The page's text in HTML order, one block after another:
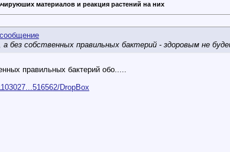
материалов и реакция растений на них
без собственных правильных бактерий - здоровым не
правильных бактерий обо.....
DropBox